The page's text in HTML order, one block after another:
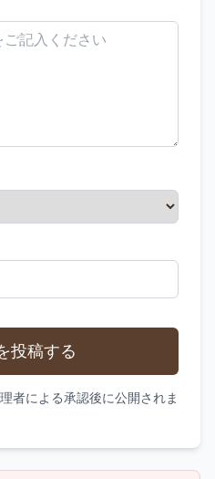
投稿する
者による承認後に公開されま